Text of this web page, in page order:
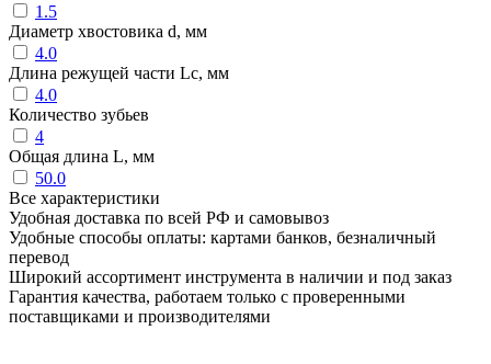
1.5
Диаметр хвостовика d, мм
4.0
Длина режущей части Lc, мм
4.0
Количество зубьев
4
Общая длина L, мм
50.0
Все характеристики
Удобная доставка по всей РФ и самовывоз
Удобные способы оплаты: картами банков, безналичный
перевод
Широкий ассортимент инструмента в наличии и под заказ
Гарантия качества, работаем только с проверенными
поставщиками и производителями